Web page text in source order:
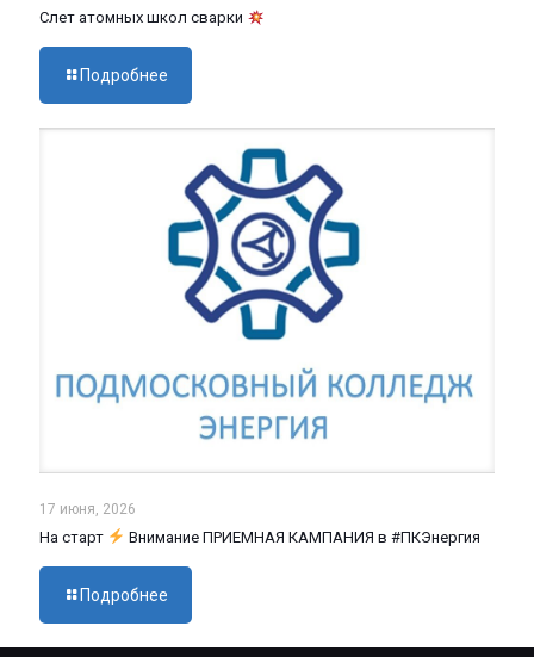
Слет атомных школ сварки
Подробнее
17 июня, 2026
На старт Внимание ПРИЕМНАЯ КАМПАНИЯ в #ПКЭнергия
Подробнее